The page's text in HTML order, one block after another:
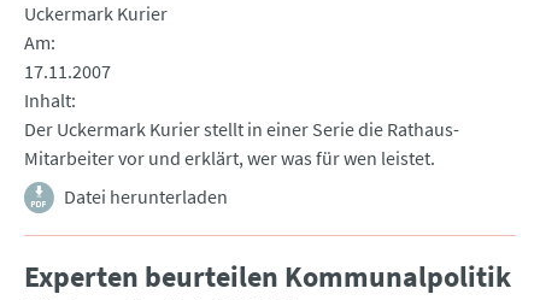
Uckermark Kurier
Am
17.11.2007
Inhalt
Der Uckermark Kurier stellt in einer Serie die Rathaus-
Mitarbeiter vor und erklärt, wer was für wen leistet.
Datei herunterladen
Experten beurteilen Kommunalpolitik